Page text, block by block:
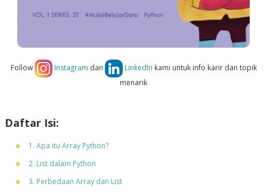
Follow Instagram dan LinkedIn kami untuk info karir dan topik
menarik
Daftar Isi:
1. Apa itu Array Python?
2. List dalam Python
3. Perbedaan Array dan List